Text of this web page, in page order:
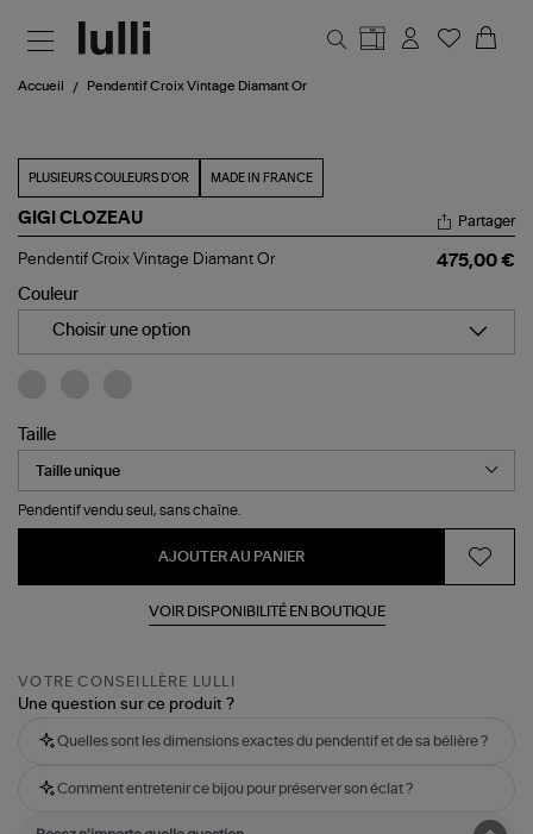
Accueil Pendentif Croix Vintage Diamant Or
PLUSIEURS COULEURS D'OR MADE IN FRANCE
GIGI CLOZEAU
Pendentif
Vintage
Diamant
Partager
Pendentif Croix Vintage Diamant Or
475,00 €
Couleur
Choisir une option
Taille
Pendentif vendu seul, sans chaîne.
AJOUTER AU PANIER
VOIR DISPONIBILITÉ EN BOUTIQUE
VOTRE CONSEILLÈRE LULLI
Une question sur ce produit ?
Quelles sont les dimensions exactes du pendentif et de sa bélière ?
Comment entretenir ce bijou pour préserver son éclat ?